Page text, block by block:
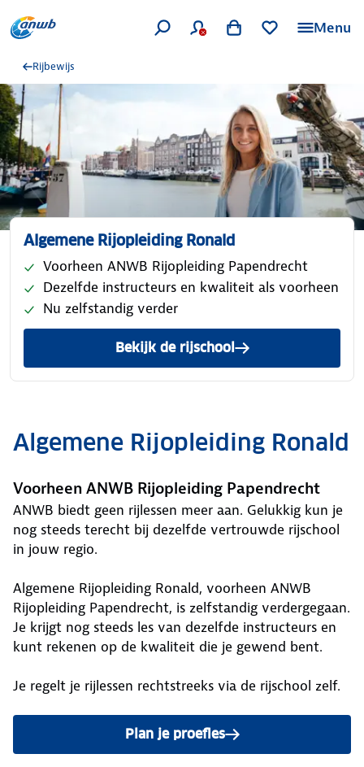
Menu
Rijbewijs
Algemene Rijopleiding Ronald
Voorheen ANWB Rijopleiding Papendrecht
Dezelfde instructeurs en kwaliteit als voorheen
Nu zelfstandig verder
Bekijk de rijschool
Algemene Rijopleiding Ronald
Voorheen ANWB Rijopleiding Papendrecht
ANWB biedt geen rijlessen meer aan. Gelukkig kun je
nog steeds terecht bij dezelfde vertrouwde rijschool
in jouw regio.
Algemene Rijopleiding Ronald, voorheen ANWB
Rijopleiding Papendrecht, is zelfstandig verdergegaan.
Je krijgt nog steeds les van dezelfde instructeurs en
kunt rekenen op de kwaliteit die je gewend bent.
Je regelt je rijlessen rechtstreeks via de rijschool zelf.
Plan je proefles